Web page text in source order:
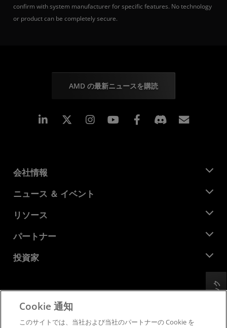
confirm with system manufacturer for specific features. No technology
or product can be completely secure.
AMD の最新ニュースを購読
Linkedin Instagram Facebook
会社情報
AMD について
企業責任
キャリア
お問い合わせ
ニュース ＆ イベント
ニュースルーム
メディア ライブラリ
リソース
デベロッパー セントラル
ケース スタディ
パートナー
AMD パートナー ハブ
投資家
財務情報
取締役会
プライバシー
フィードバック
Cookie 通知
このサイトでは、当社および当社のパートナーの Cookie を